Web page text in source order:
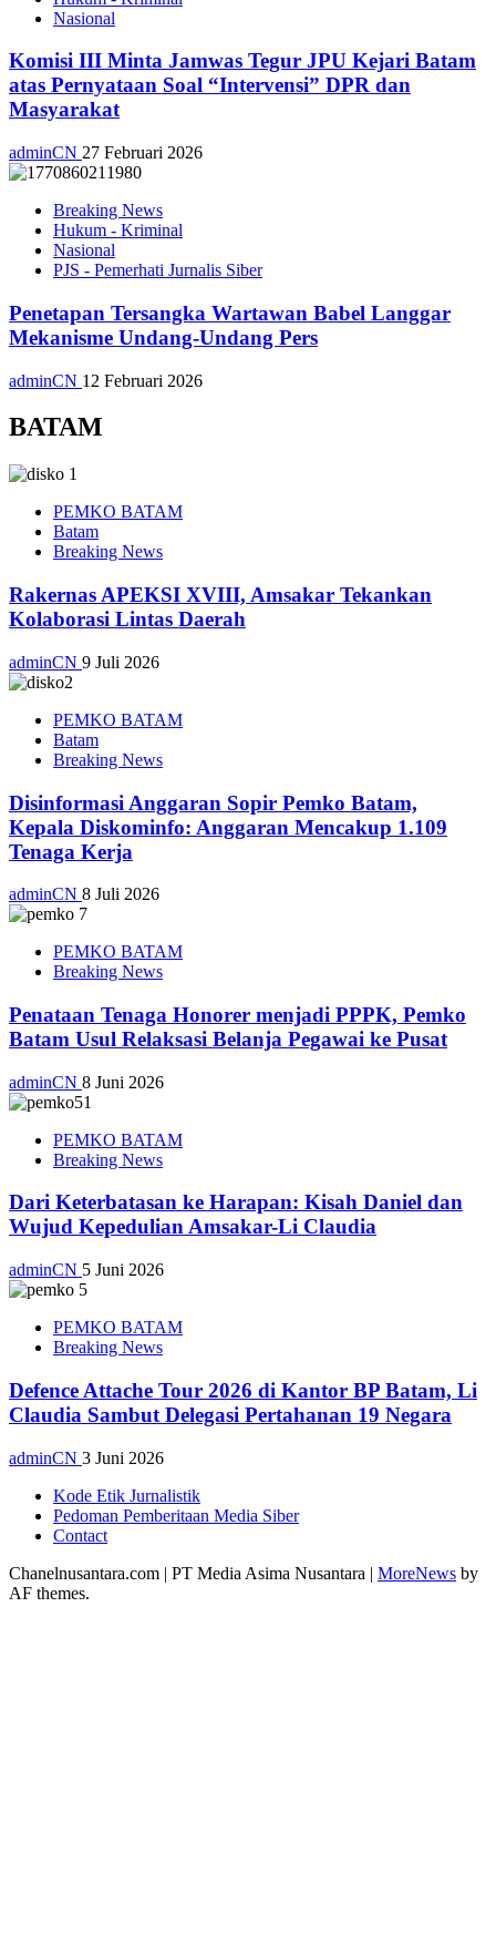
Nasional
Komisi III Minta Jamwas Tegur JPU Kejari Batam
atas Pernyataan Soal “Intervensi” DPR dan
Masyarakat
adminCN 27 Februari 2026
Breaking News
Hukum - Kriminal
Nasional
PJS - Pemerhati Jurnalis Siber
Penetapan Tersangka Wartawan Babel Langgar
Mekanisme Undang-Undang Pers
adminCN 12 Februari 2026
BATAM
PEMKO BATAM
Batam
Breaking News
Rakernas APEKSI XVIII, Amsakar Tekankan
Kolaborasi Lintas Daerah
adminCN 9 Juli 2026
PEMKO BATAM
Batam
Breaking News
Disinformasi Anggaran Sopir Pemko Batam,
Kepala Diskominfo: Anggaran Mencakup 1.109
Tenaga Kerja
adminCN 8 Juli 2026
PEMKO BATAM
Breaking News
Penataan Tenaga Honorer menjadi PPPK, Pemko
Batam Usul Relaksasi Belanja Pegawai ke Pusat
adminCN 8 Juni 2026
PEMKO BATAM
Breaking News
Dari Keterbatasan ke Harapan: Kisah Daniel dan
Wujud Kepedulian Amsakar-Li Claudia
adminCN 5 Juni 2026
PEMKO BATAM
Breaking News
Defence Attache Tour 2026 di Kantor BP Batam, Li
Claudia Sambut Delegasi Pertahanan 19 Negara
adminCN 3 Juni 2026
Kode Etik Jurnalistik
Pedoman Pemberitaan Media Siber
Contact
Chanelnusantara.com | PT Media Asima Nusantara | MoreNews by
AF themes.